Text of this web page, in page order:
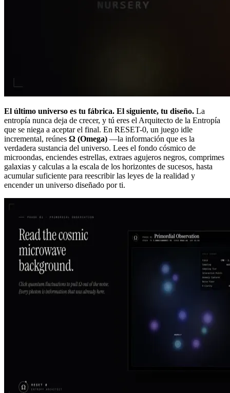
El último universo es tu fábrica. El siguiente, tu diseño. La
entropía nunca deja de crecer, y tú eres el Arquitecto de la Entropía
que se niega a aceptar el final. En RESET-0, un juego idle
incremental, reúnes Ω (Omega) —la información que es la
verdadera sustancia del universo. Lees el fondo cósmico de
microondas, enciendes estrellas, extraes agujeros negros, comprimes
galaxias y calculas a la escala de los horizontes de sucesos, hasta
acumular suficiente para reescribir las leyes de la realidad y
encender un universo diseñado por ti.